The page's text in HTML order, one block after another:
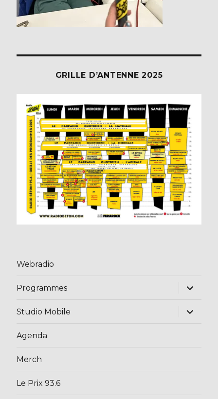
GRILLE D’ANTENNE 2025
Webradio
Programmes
ouvrir
menu
Studio Mobile
ouvrir
Agenda
Merch
Le Prix 93.6